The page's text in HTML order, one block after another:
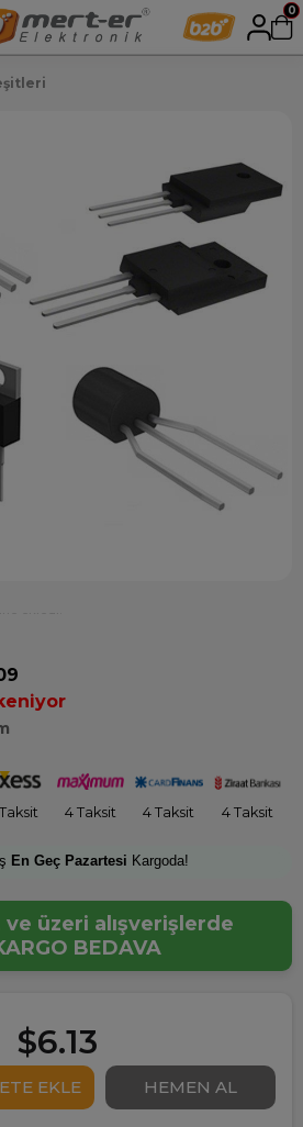
0
4 Taksit 4 Taksit 4 Taksit
En Geç Pazartesi Kargoda!
ve üzeri alışverişlerde
BEDAVA
$6.13